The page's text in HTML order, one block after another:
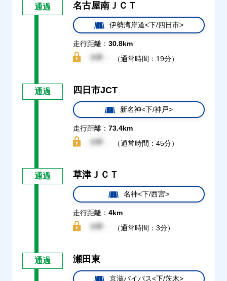
通過 名古屋南ＪＣＴ
伊勢湾岸道<下/四日市>
走行距離： 30.8km
（通常時間：19分）
通過 四日市JCT
新名神<下/神戸>
走行距離： 73.4km
（通常時間：45分）
通過 草津ＪＣＴ
名神<下/西宮>
走行距離： 4km
（通常時間：3分）
通過 瀬田東
京滋バイパス<下/茨木>